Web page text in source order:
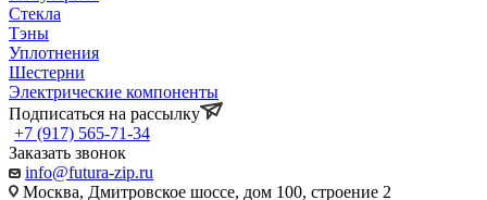
Стекла
Тэны
Уплотнения
Шестерни
Электрические компоненты
Подписаться на рассылку
+7 (917) 565-71-34
Заказать звонок
info@futura-zip.ru
Москва, Дмитровское шоссе, дом 100, строение 2